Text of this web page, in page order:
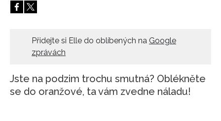
HOME
Přidejte si Elle do oblíbených na Google
zprávách
Jste na podzim trochu smutná? Oblékněte
se do oranžové, ta vám zvedne náladu!